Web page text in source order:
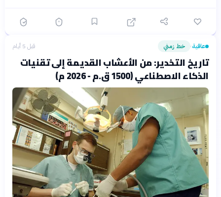
عافية› خط زمني قبل 5 أيام
تاريخ التخدير: من الأعشاب القديمة إلى تقنيات
الذكاء الاصطناعي (1500 ق.م - 2026 م)